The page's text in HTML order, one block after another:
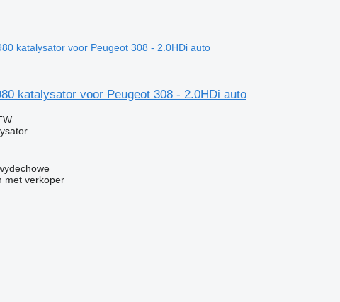
katalysator voor Peugeot 308 - 2.0HDi auto
met verkoper